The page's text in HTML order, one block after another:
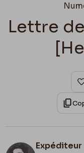
Lettre
Expéditeur